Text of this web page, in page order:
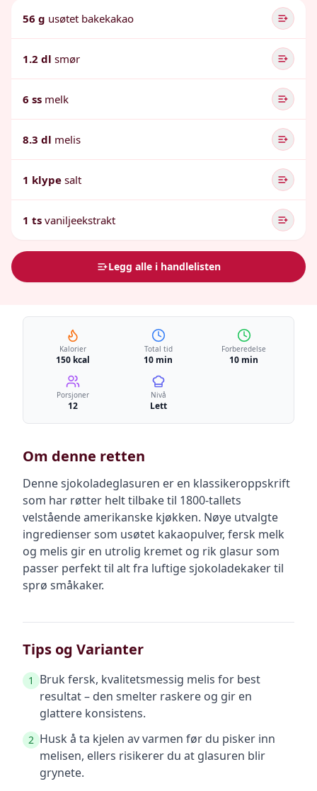
56 g usøtet bakekakao
1.2 dl smør
6 ss melk
8.3 dl melis
1 klype salt
1 ts vaniljeekstrakt
Legg alle i handlelisten
Kalorier
150 kcal
Total tid
10 min
Forberedelse
10 min
Porsjoner
12
Nivå
Lett
Om denne retten
Denne sjokoladeglasuren er en klassikeroppskrift
som har røtter helt tilbake til 1800-tallets
velstående amerikanske kjøkken. Nøye utvalgte
ingredienser som usøtet kakaopulver, fersk melk
og melis gir en utrolig kremet og rik glasur som
passer perfekt til alt fra luftige sjokoladekaker til
sprø småkaker.
Tips og Varianter
1
Bruk fersk, kvalitetsmessig melis for best
resultat – den smelter raskere og gir en
glattere konsistens.
2 Husk å ta kjelen av varmen før du pisker inn
melisen, ellers risikerer du at glasuren blir
grynete.